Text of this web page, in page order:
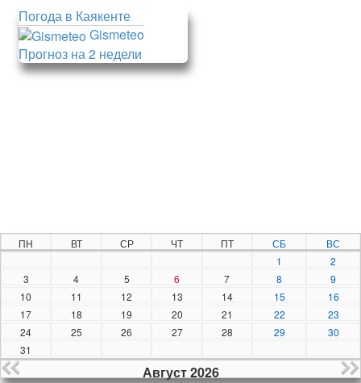
Погода в Каякенте
Gismeteo
Прогноз на 2 недели
ПН ВТ СР ЧТ ПТ СБ
ВС
1
2
3
4 5 6 7 8
9
10
11 12 13 14 15
16
17
18 19 20 21 22
23
24
25 26 27 28 29
30
31
Август 2026